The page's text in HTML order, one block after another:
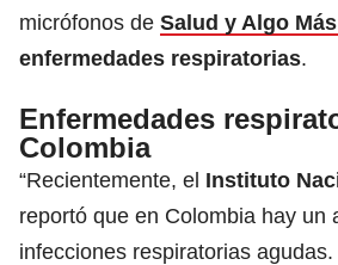
micrófonos de Salud y Algo Más
enfermedades respiratorias.
Enfermedades
Colombia
“Recientemente, el Instituto
reportó que en Colombia hay un
infecciones respiratorias